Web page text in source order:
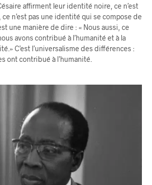
affirment leur identité noire, ce n’est
ce n’est pas une identité qui se compose de
une manière de dire : « Nous aussi, ce
avons contribué à l’humanité et à la
C’est l’universalisme des différences :
ont contribué à l’humanité.